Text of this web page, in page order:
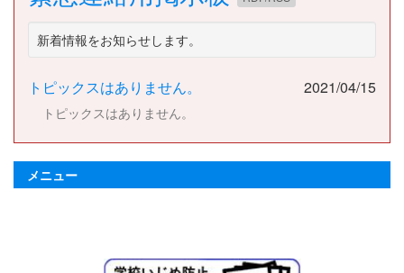
新着情報をお知らせします。
トピックスはありません。 2021/04/15
トピックスはありません。
メニュー